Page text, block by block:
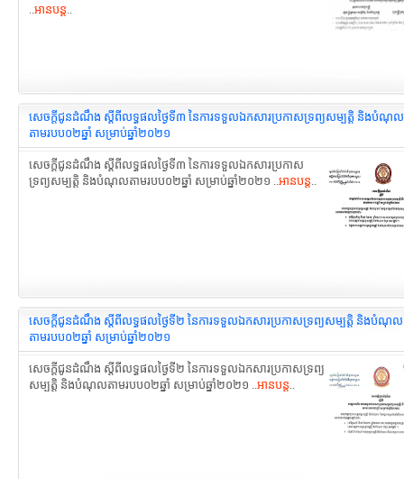
..អានបន្ត..
សេចក្ដីជូនដំណឹង ស្ដីពីលទ្ធផលថ្ងៃទី៣ នៃការទទួលឯកសារប្រកាសទ្រព្យសម្បត្តិ និងបំណុល
តាមរបប០២ឆ្នាំ សម្រាប់ឆ្នាំ២០២១
សេចក្ដីជូនដំណឹង ស្ដីពីលទ្ធផលថ្ងៃទី៣ នៃការទទួលឯកសារប្រកាស
ទ្រព្យសម្បត្តិ និងបំណុលតាមរបប០២ឆ្នាំ សម្រាប់ឆ្នាំ២០២១ ..អានបន្ត..
សេចក្ដីជូនដំណឹង ស្ដីពីលទ្ធផលថ្ងៃទី២ នៃការទទួលឯកសារប្រកាស​ទ្រព្យសម្បត្តិ និងបំណុល
តាមរបប០២ឆ្នាំ សម្រាប់ឆ្នាំ២០២១
សេចក្ដីជូនដំណឹង ស្ដីពីលទ្ធផលថ្ងៃទី២ នៃការទទួលឯកសារប្រកាស​ទ្រព្យ
សម្បត្តិ និងបំណុលតាមរបប០២ឆ្នាំ សម្រាប់ឆ្នាំ២០២១ ..អានបន្ត..